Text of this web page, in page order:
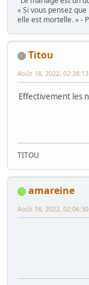
« Si vous pensez
elle est mortelle. » -
Titou
Août 18, 2022,
Effectivement les
TITOU
amareine
Août 18, 2022,